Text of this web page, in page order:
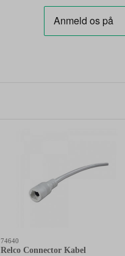
74640
Relco Connector Kabel